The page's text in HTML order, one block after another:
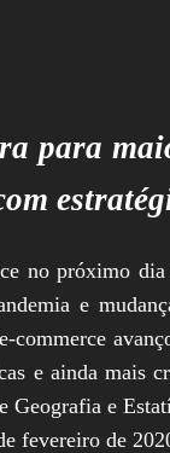
para
no próximo
e
commerce
e ainda
e
fevereiro de